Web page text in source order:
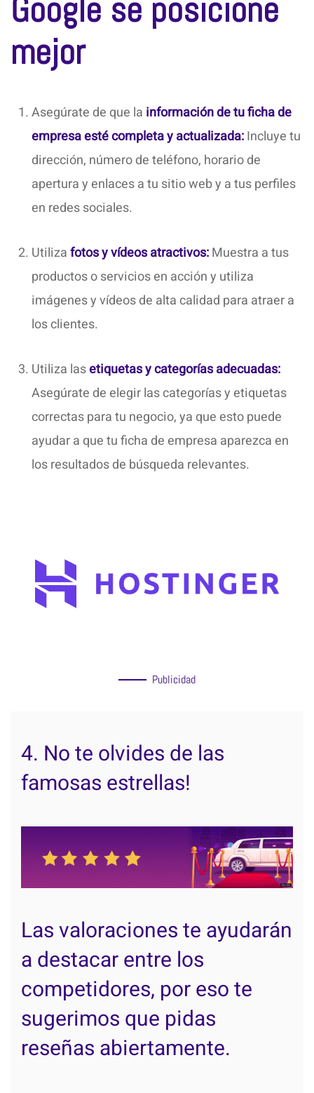
Google se posicione
mejor
Asegúrate de que la información de tu ficha de
empresa esté completa y actualizada:Incluye tu
dirección, número de teléfono, horario de
apertura y enlaces a tu sitio web y a tus perfiles
en redes sociales.
Utilizafotos y vídeos atractivos:Muestra a tus
productos o servicios en acción y utiliza
imágenes y vídeos de alta calidad para atraer a
los clientes.
Utiliza lasetiquetas y categorías adecuadas:
Asegúrate de elegir las categorías y etiquetas
correctas para tu negocio, ya que esto puede
ayudar a que tu ficha de empresa aparezca en
los resultados de búsqueda relevantes.
Publicidad
4. No te olvides de las
famosas estrellas!
Las valoraciones te ayudarán
a destacar entre los
competidores, por eso te
sugerimos que pidas
reseñas abiertamente.